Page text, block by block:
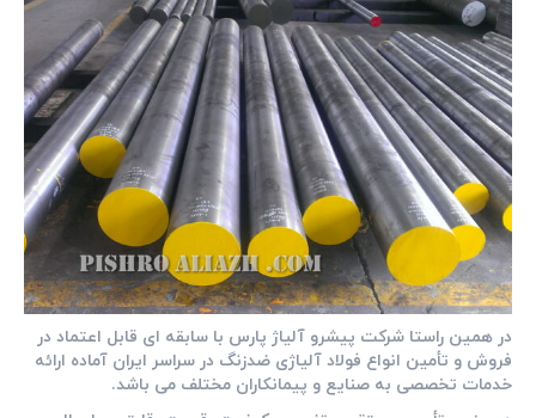
در همین راستا شرکت پیشرو آلیاژ پارس با سابقه‌ ای قابل ‌اعتماد در
فروش و تأمین انواع فولاد آلیاژی ضدزنگ در سراسر ایران آماده ارائه
خدمات تخصصی به صنایع و پیمانکاران مختلف می‌ باشد.